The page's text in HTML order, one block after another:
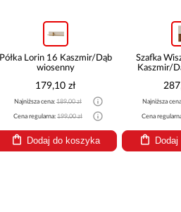
Półka Lorin 16 Kaszmir/Dąb
wiosenny
179,10 zł
Najniższa cena: 189,00 zł
Cena regularna: 199,00 zł
Dodaj do koszyka
Szafka
Kaszmir/
Najniższa
Cena